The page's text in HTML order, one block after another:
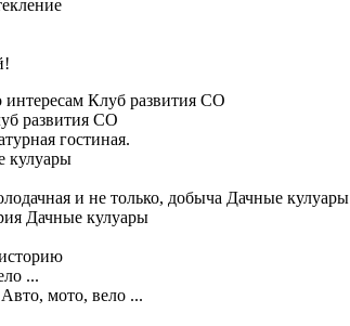
интересам Клуб развития СО
развития СО
гостиная.
кулуары
и не только, добыча Дачные кулуары
Дачные кулуары
...
мото, вело ...